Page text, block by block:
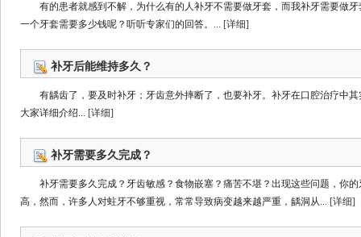
有的患者就感到不解，为什么有的人补牙不需要做牙套，而我补牙需要做
一个牙套需要多少钱呢？听听专家们的回答。... [详细]
补牙后能维持多久？
有龋齿了，要及时补牙；牙齿意外摔断了，也要补牙。补牙在口腔治疗中
大家详细介绍... [详细]
补牙需要多久完成？
补牙需要多久完成？牙齿敏感？食物嵌塞？痛苦不堪？出现这些问题，你
高，然而，许多人对蛀牙不够重视，常常导致病变越来越严重，龋洞从... [详细]